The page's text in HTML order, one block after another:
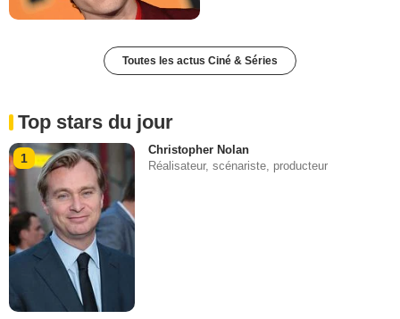
Toutes les actus Ciné & Séries
Top stars du jour
1
Christopher Nolan
Réalisateur, scénariste, producteur